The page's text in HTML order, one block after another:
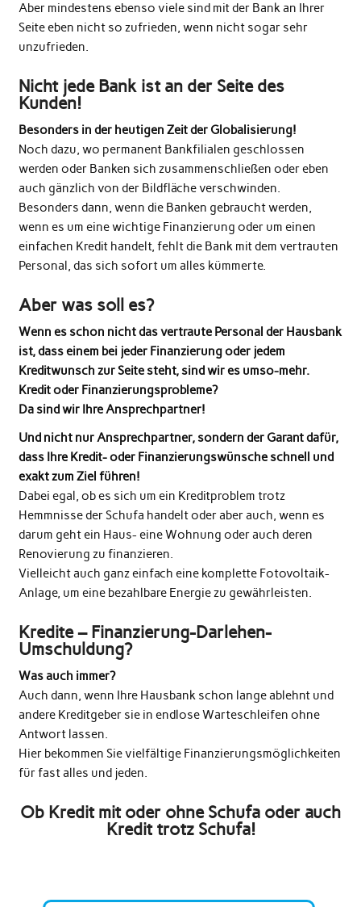
Aber mindestens ebenso viele sind mit der Bank an Ihrer
Seite eben nicht so zufrieden, wenn nicht sogar sehr
unzufrieden.
Nicht jede Bank ist an der Seite des
Kunden!
Besonders in der heutigen Zeit der Globalisierung!
Noch dazu, wo permanent Bankfilialen geschlossen
werden oder Banken sich zusammenschließen oder eben
auch gänzlich von der Bildfläche verschwinden.
Besonders dann, wenn die Banken gebraucht werden,
wenn es um eine wichtige Finanzierung oder um einen
einfachen Kredit handelt, fehlt die Bank mit dem vertrauten
Personal, das sich sofort um alles kümmerte.
Aber was soll es?
Wenn es schon nicht das vertraute Personal der Hausbank
ist, dass einem bei jeder Finanzierung oder jedem
Kreditwunsch zur Seite steht, sind wir es umso-mehr.
Kredit oder Finanzierungsprobleme?
Da sind wir Ihre Ansprechpartner!
Und nicht nur Ansprechpartner, sondern der Garant dafür,
dass Ihre Kredit- oder Finanzierungswünsche schnell und
exakt zum Ziel führen!
Dabei egal, ob es sich um ein Kreditproblem trotz
Hemmnisse der Schufa handelt oder aber auch, wenn es
darum geht ein Haus- eine Wohnung oder auch deren
Renovierung zu finanzieren.
Vielleicht auch ganz einfach eine komplette Fotovoltaik-
Anlage, um eine bezahlbare Energie zu gewährleisten.
Kredite – Finanzierung-Darlehen-
Umschuldung?
Was auch immer?
Auch dann, wenn Ihre Hausbank schon lange ablehnt und
andere Kreditgeber sie in endlose Warteschleifen ohne
Antwort lassen.
Hier bekommen Sie vielfältige Finanzierungsmöglichkeiten
für fast alles und jeden.
Ob Kredit mit oder ohne Schufa oder auch
Kredit trotz Schufa!